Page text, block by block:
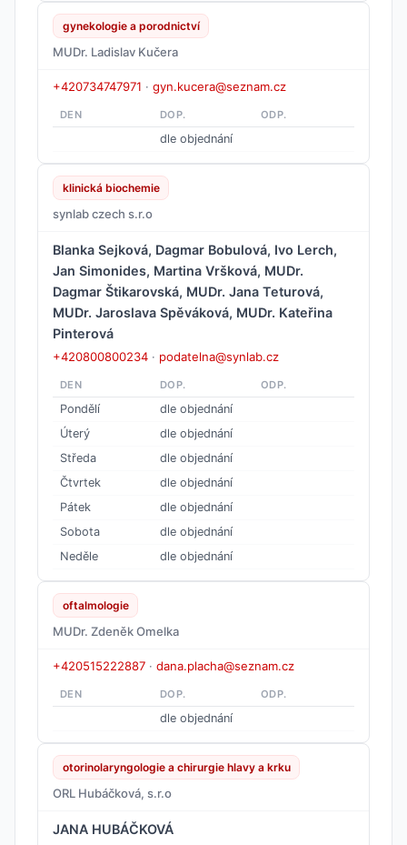
gynekologie a porodnictví
MUDr. Ladislav Kučera
+420734747971 · gyn.kucera@seznam.cz
DEN DOP. ODP.
dle objednání
klinická biochemie
synlab czech s.r.o
Blanka Sejková, Dagmar Bobulová, Ivo Lerch,
Jan Simonides, Martina Vršková, MUDr.
Dagmar Štikarovská, MUDr. Jana Teturová,
MUDr. Jaroslava Spěváková, MUDr. Kateřina
Pinterová
+420800800234 · podatelna@synlab.cz
DEN DOP. ODP.
Pondělí
dle objednání
Úterý
dle objednání
Středa
dle objednání
Čtvrtek
dle objednání
Pátek
dle objednání
Sobota
dle objednání
Neděle
dle objednání
oftalmologie
MUDr. Zdeněk Omelka
+420515222887 · dana.placha@seznam.cz
DEN DOP. ODP.
dle objednání
otorinolaryngologie a chirurgie hlavy a krku
ORL Hubáčková, s.r.o
JANA HUBÁČKOVÁ